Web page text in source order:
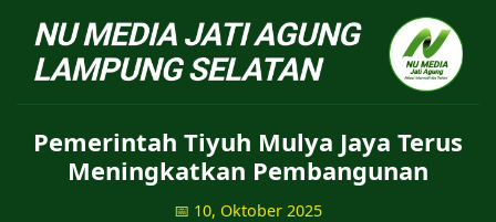
NU Jatiagung - Situs
Pemerintah Tiyuh Mulya Jaya Terus
Meningkatkan Pembangunan
📅 10, Oktober 2025